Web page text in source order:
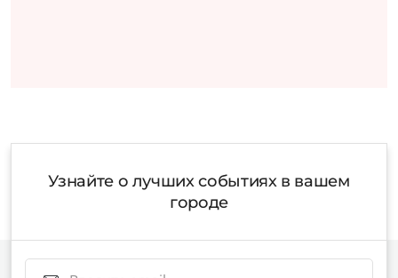
Узнайте о лучших событиях в вашем
городе